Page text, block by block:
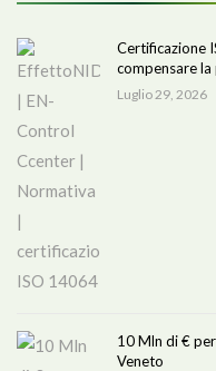
Certificazione
compensare
Luglio 29, 2026
10 Mln di €
Veneto